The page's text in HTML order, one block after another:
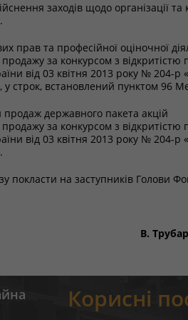
заходів щодо організації
прав та професійної оціночної
за конкурсом з
від 03 квітня 2013 року №
у строк, встановлений пунктом 96
державного пакета акцій
за конкурсом з
від 03 квітня 2013 року №
на заступників Голови
В.
Корисні